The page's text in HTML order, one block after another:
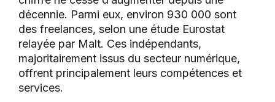
décennie. Parmi eux, environ 930 000 sont
des freelances, selon une étude Eurostat
relayée par Malt. Ces indépendants,
majoritairement issus du secteur numérique,
offrent principalement leurs compétences et
services.